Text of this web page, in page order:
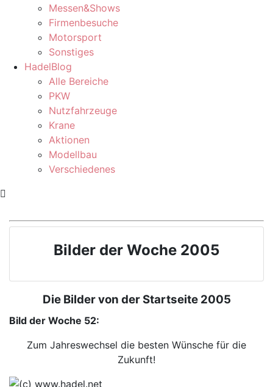
Messen&Shows
Firmenbesuche
Motorsport
Sonstiges
HadelBlog
Alle Bereiche
PKW
Nutzfahrzeuge
Krane
Aktionen
Modellbau
Verschiedenes
Bilder der Woche 2005
Die Bilder von der Startseite 2005
Bild der Woche 52:
Zum Jahreswechsel die besten Wünsche für die
Zukunft!